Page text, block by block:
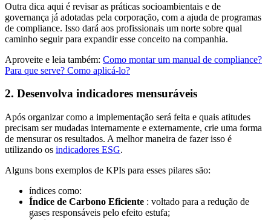
Outra dica aqui é revisar as práticas socioambientais e de
governança já adotadas pela corporação, com a ajuda de programas
de compliance. Isso dará aos profissionais um norte sobre qual
caminho seguir para expandir esse conceito na companhia.
Aproveite e leia também: Como montar um manual de compliance?
Para que serve? Como aplicá-lo?
2. Desenvolva indicadores mensuráveis
Após organizar como a implementação será feita e quais atitudes
precisam ser mudadas internamente e externamente, crie uma forma
de mensurar os resultados. A melhor maneira de fazer isso é
utilizando os indicadores ESG.
Alguns bons exemplos de KPIs para esses pilares são:
índices como:
Índice de Carbono Eficiente : voltado para a redução de
gases responsáveis pelo efeito estufa;